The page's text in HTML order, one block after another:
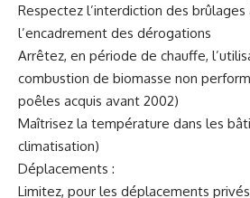
Respectez l’interdiction des brûlages
l’encadrement des dérogations
Arrêtez, en période de chauffe,
combustion de biomasse non
poêles acquis avant 2002)
Maîtrisez la température dans les
climatisation)
Déplacements :
Limitez, pour les déplacements